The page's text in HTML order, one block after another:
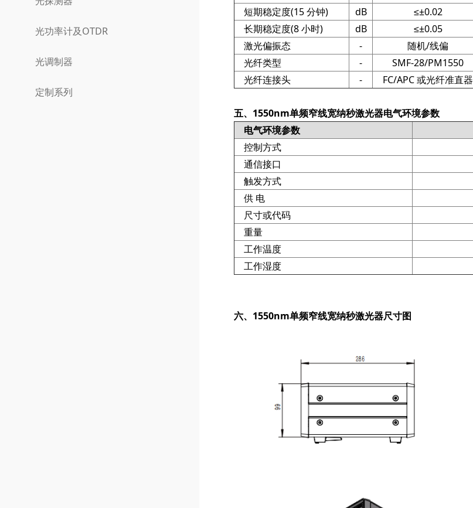
光功率计及OTDR
光调制器
定制系列
短期稳定度(15 分钟)
dB ≤±0.02
长期稳定度(8 小时)
dB ≤±0.05
激光偏振态
-
随机/线偏
光纤类型
- SMF-28/PM1550
光纤连接头
- FC/APC 或光纤准直器
五、1550nm单频窄线宽纳秒激光器电气环境参数
电气环境参数
控制方式
通信接口
触发方式
供 电
尺寸或代码
重量
工作温度
工作湿度
六、 1550nm单频窄线宽纳秒激光器尺寸图